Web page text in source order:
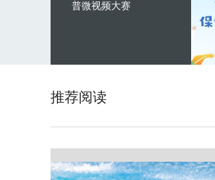
普微视频大赛
推荐阅读